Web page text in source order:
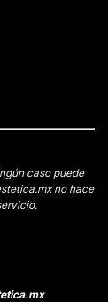
caso puede
no hace